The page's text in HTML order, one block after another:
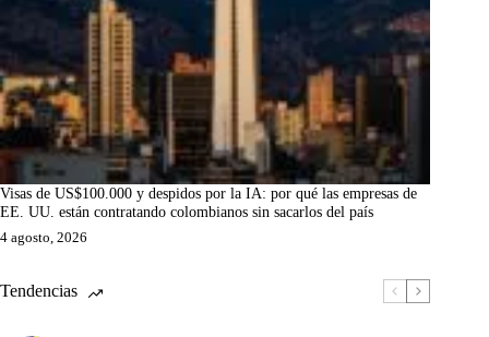
Visas de US$100.000 y despidos por la IA: por qué las empresas de
EE. UU. están contratando colombianos sin sacarlos del país
4 agosto, 2026
Tendencias